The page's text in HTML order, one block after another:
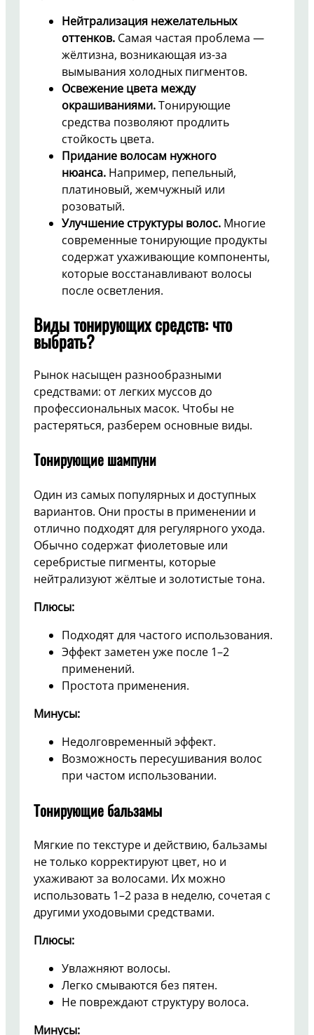
Нейтрализация нежелательных
оттенков. Самая частая проблема —
жёлтизна, возникающая из-за
вымывания холодных пигментов.
Освежение цвета между
окрашиваниями.Тонирующие
средства позволяют продлить
стойкость цвета.
Придание волосам нужного
нюанса. Например, пепельный,
платиновый, жемчужный или
розоватый.
Улучшение структуры волос. Многие
современные тонирующие продукты
содержат ухаживающие компоненты,
которые восстанавливают волосы
после осветления.
Виды тонирующих средств: что
выбрать?
Рынок насыщен разнообразными
средствами: от легких муссов до
профессиональных масок. Чтобы не
растеряться, разберем основные виды.
Тонирующие шампуни
Один из самых популярных и доступных
вариантов. Они просты в применении и
отлично подходят для регулярного ухода.
Обычно содержат фиолетовые или
серебристые пигменты, которые
нейтрализуют жёлтые и золотистые тона.
Плюсы:
Подходят для частого использования.
Эффект заметен уже после 1–2
применений.
Простота применения.
Минусы:
Недолговременный эффект.
Возможность пересушивания волос
при частом использовании.
Тонирующие бальзамы
Мягкие по текстуре и действию, бальзамы
не только корректируют цвет, но и
ухаживают за волосами. Их можно
использовать 1–2 раза в неделю, сочетая с
другими уходовыми средствами.
Плюсы:
Увлажняют волосы.
Легко смываются без пятен.
Не повреждают структуру волоса.
Минусы: